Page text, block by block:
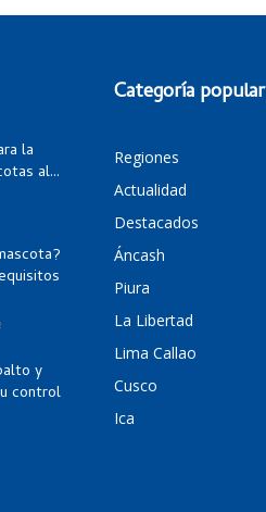
la
al...
y
control
Categoría popular
Regiones
Actualidad
Destacados
Áncash
Piura
La Libertad
Lima Callao
Cusco
Ica